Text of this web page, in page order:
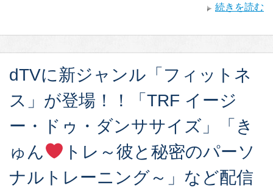
続きを読む
dTVに新ジャンル「フィットネ
ス」が登場！！「TRF イージ
ー・ドゥ・ダンササイズ」「き
ゅん
トレ～彼と秘密のパーソ
ナルトレーニング～」など配信